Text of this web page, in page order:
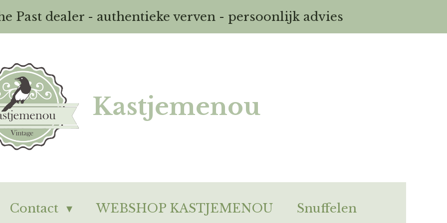
Past dealer - authentieke verven - persoonlijk advies
Kastjemenou
Contact WEBSHOP KASTJEMENOU Snuffelen